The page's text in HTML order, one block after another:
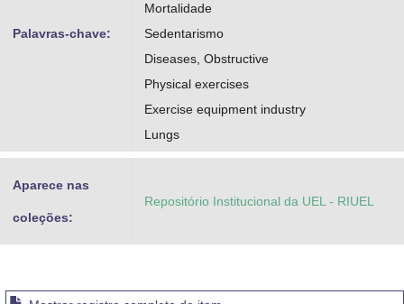
Palavras-chave:
Mortalidade
Sedentarismo
Diseases, Obstructive
Physical exercises
Exercise equipment industry
Lungs
Aparece nas
coleções:
Repositório Institucional da UEL - RIUEL